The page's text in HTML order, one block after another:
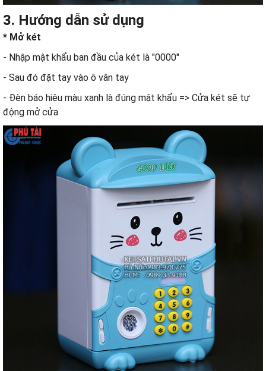
3. Hướng dẫn sử dụng
* Mở két
- Nhập mật khẩu ban đầu của két là "0000"
- Sau đó đặt tay vào ô vân tay
- Đèn báo hiệu màu xanh là đúng mật khẩu => Cửa két sẽ tự
động mở cửa